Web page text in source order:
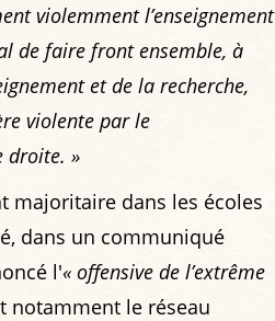
violemment l’enseignement
de faire front ensemble, à
et de la recherche,
violente par le
droite. »
majoritaire dans les écoles
dans un communiqué
l'« offensive de l’extrême
notamment le réseau